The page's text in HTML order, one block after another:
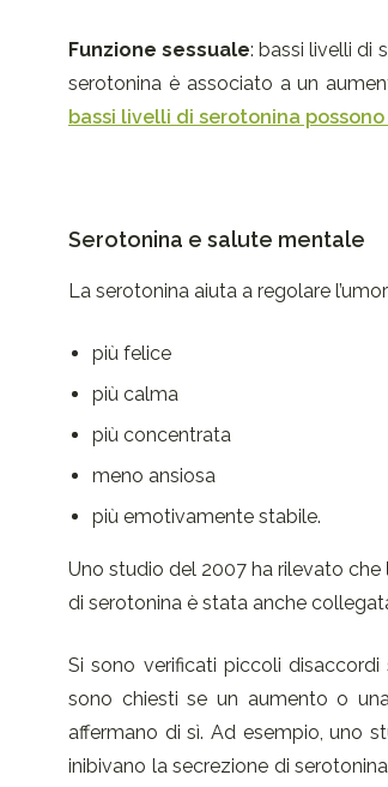
Funzione sessuale: bassi livelli di
serotonina è associato a un
bassi livelli di serotonina
Serotonina e salute mentale
La serotonina aiuta a regolare
più felice
più calma
più concentrata
meno ansiosa
più emotivamente stabile.
Uno studio del 2007 ha rilevato che
di serotonina è stata anche collegata
Si sono verificati piccoli
sono chiesti se un aumento o
affermano di sì. Ad esempio, uno
inibivano la secrezione di